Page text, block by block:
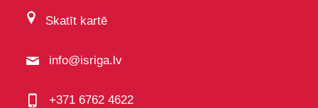
Skatīt kartē
info@isriga.lv
+371 6762 4622